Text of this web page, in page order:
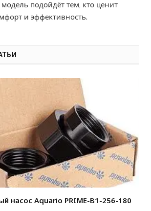
подойдёт тем, кто ценит
и эффективность.
насос Aquario PRIME-B1-256-180